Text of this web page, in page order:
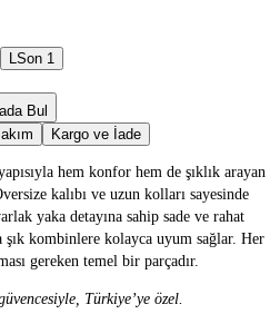
L Son 1
Bul
Kargo ve İade
hem konfor hem de şıklık arayan
kalıbı ve uzun kolları sayesinde
yaka detayına sahip sade ve rahat
şık kombinlere kolayca uyum sağlar. Her
gereken temel bir parçadır.
Türkiye’ye özel.